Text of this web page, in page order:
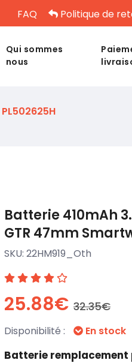
FAQ Politique de
Qui sommes
nous
Batterie 410mAh
GTR 47mm
SKU: 22HM919_Oth
25.88€ 32.35€
Disponibilité : En stock
Batterie remplacement